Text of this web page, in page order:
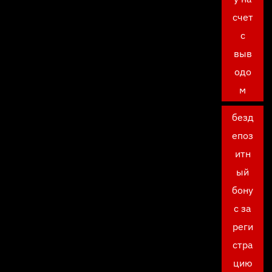
счет
с
выв
одо
м
безд
епоз
итн
ый
бону
с за
реги
стра
цию